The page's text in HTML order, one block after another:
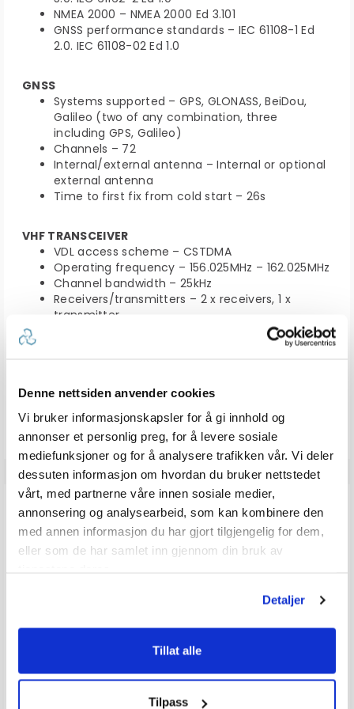
Denne nettsiden anvender cookies
Vi bruker informasjonskapsler for å gi innhold og
annonser et personlig preg, for å levere sosiale
mediefunksjoner og for å analysere trafikken vår. Vi deler
dessuten informasjon om hvordan du bruker nettstedet
vårt, med partnerne våre innen sosiale medier,
annonsering og analysearbeid, som kan kombinere den
med annen informasjon du har gjort tilgjengelig for dem,
eller som de har samlet inn gjennom din bruk av
Detaljer
Tillat alle
Tilpass
NMEA 2000 – NMEA 2000 Ed 3.101
GNSS performance standards – IEC 61108-1 Ed
2.0. IEC 61108-02 Ed 1.0
GNSS
Systems supported – GPS, GLONASS, BeiDou,
Galileo (two of any combination, three
including GPS, Galileo)
Channels – 72
Internal/external antenna – Internal or optional
external antenna
Time to first fix from cold start – 26s
VHF TRANSCEIVER
VDL access scheme – CSTDMA
Operating frequency – 156.025MHz – 162.025MHz
Channel bandwidth – 25kHz
Receivers/transmitters – 2 x receivers, 1 x
transmitter
AIS receiver sensitivity (20% PER) – -111dBm
USER INTERFACE
Indicators – Power, transmit timeout, error,
silent mode
TILBEHØR
SCOUT Glassfiber Antenne AIS - 1 m